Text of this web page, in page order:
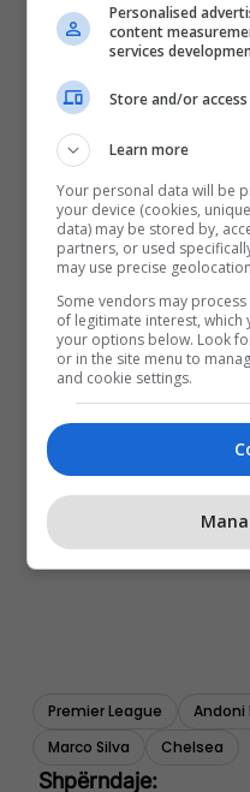
Premier League Andoni
Marco Silva
Chelsea
Personalised
content
services
Store and/or
Learn more
Your personal data will be
your device (cookies,
data) may be stored by,
partners, or used
may use precise
Some vendors may
of legitimate interest,
your options below. Look
or in the site menu to
and cookie settings.